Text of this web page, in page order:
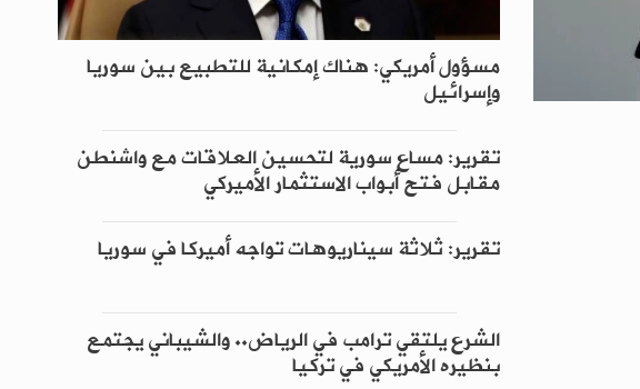
مسؤول أمريكي: هناك إمكانية للتطبيع بين سوريا
وإسرائيل
تقرير: مساع سورية لتحسين العلاقات مع واشنطن
مقابل فتح أبواب الاستثمار الأميركي
تقرير: ثلاثة سيناريوهات تواجه أميركا في سوريا
الشرع يلتقي ترامب في الرياض.. والشيباني يجتمع
بنظيره الأمريكي في تركيا